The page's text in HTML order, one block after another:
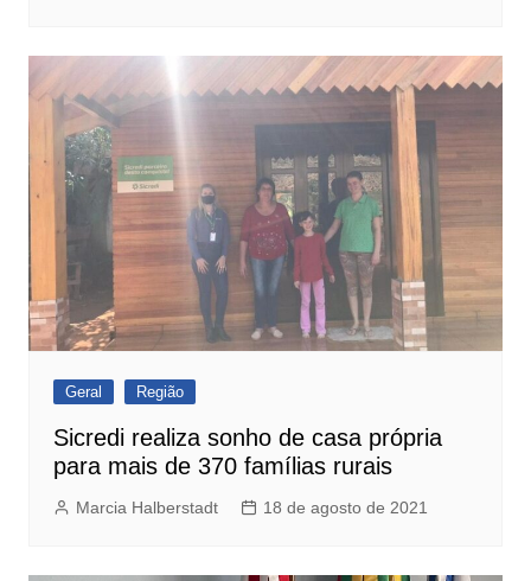
Geral Região
Sicredi realiza sonho de casa própria
para mais de 370 famílias rurais
Marcia Halberstadt 18 de agosto de 2021